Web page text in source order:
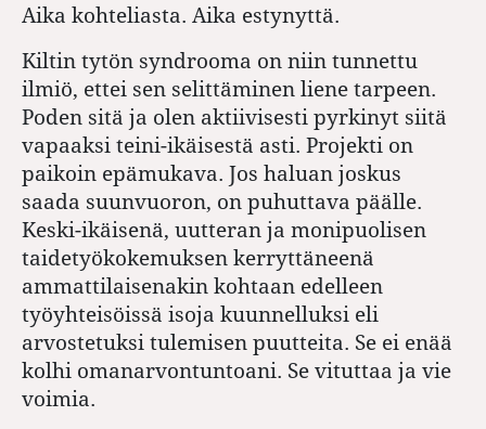
Aika kohteliasta. Aika estynyttä.
Kiltin tytön syndrooma on niin tunnettu
ilmiö, ettei sen selittäminen liene tarpeen.
Poden sitä ja olen aktiivisesti pyrkinyt siitä
vapaaksi teini-ikäisestä asti. Projekti on
paikoin epämukava. Jos haluan joskus
saada suunvuoron, on puhuttava päälle.
Keski-ikäisenä, uutteran ja monipuolisen
taidetyökokemuksen kerryttäneenä
ammattilaisenakin kohtaan edelleen
työyhteisöissä isoja kuunnelluksi eli
arvostetuksi tulemisen puutteita. Se ei enää
kolhi omanarvontuntoani. Se vituttaa ja vie
voimia.